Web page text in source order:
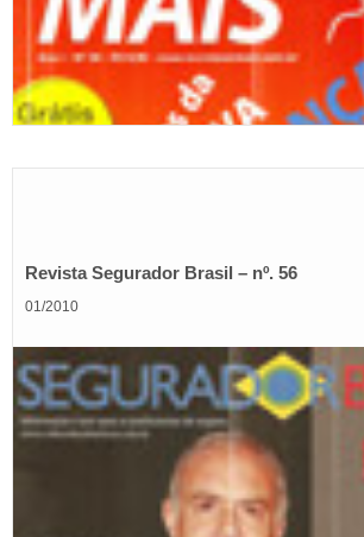
Revista Segurador Brasil – nº. 56
01/2010